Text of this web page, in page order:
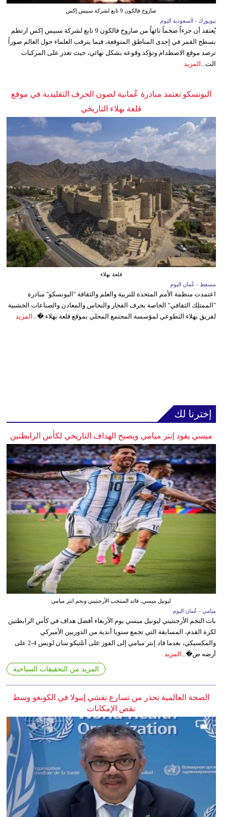
صاروخ فالكون 9 تابع لشركة سبيس إكس
نيويورك - السعودية اليوم
يُعتقد أن جزءاً ضخماً تائهاً من صاروخ فالكون 9 تابع لشركة سبيس إكس ارتطم
بسطح القمر في إحدى المناطق المتوقعة، فيما يترقب العلماء حول العالم صوراً
ترصد موقع الاصطدام وتؤكد وقوعه بشكل نهائي، حيث تعذر على المركبات
الت...
المزيد
اليونسكو تعتمد مبادرة عُمانية لصون الحرف التقليدية في موقع
قلعة بهلاء التاريخي
قلعة بهلاء
مسقط - عُمان اليوم
اعتمدت منظمة الأمم المتحدة للتربية والعلم والثقافة "اليونسكو" مبادرة
"الممتلك الثقافي" الخاصة بحرف الفخار والنحاس والمعادن والصناعات الخشبية
لفريق بهلاء التطوعي لمؤسسة المجتمع المحلي بموقع قلعة بهلاء �... المزيد
إخترنا لك
ميسي يقود إنتر ميامي ويصبح الهداف التاريخي لكأس الرابطتين
ليونيل ميسي، قائد المنتخب الأرجنتيني ونجم انتر ميامي
ميامي - عُمان اليوم
بات النجم الأرجنتيني ليونيل ميسي يوم الأربعاء أفضل هداف في كأس الرابطتين
لكرة القدم، المسابقة التي تجمع سنويا أندية من الدوريين الأميركي
والمكسيكي، بعدما قاد إنتر ميامي إلى الفوز على أتلتيكو سان لويس 4-2 على
أرضه ض�... المزيد
المزيد من التحقيقات السياحية
الصحة العالمية تحذر من تسارع تفشي إيبولا في الكونغو وسط
نقص الإمكانات